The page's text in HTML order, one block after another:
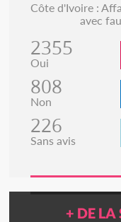
Côte d'Ivoire :
avec
2355
Oui
808
Non
226
Sans avis
+ DE LA